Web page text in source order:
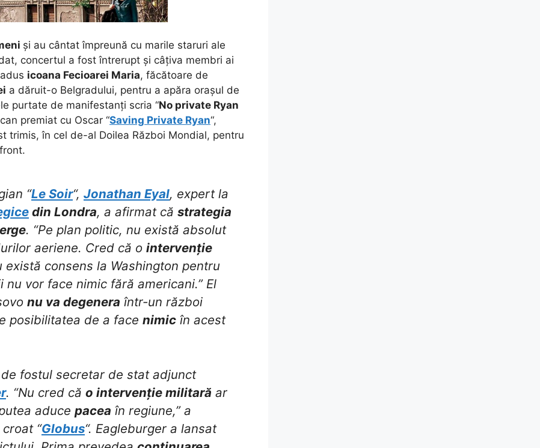
și au cântat împreună cu marile staruri ale
concertul a fost întrerupt și câțiva membri ai
icoana Fecioarei Maria, făcătoare de
a dăruit-o Belgradului, pentru a apăra orașul de
purtate de manifestanți scria “No private Ryan
premiat cu Oscar “Saving Private Ryan“,
trimis, în cel de-al Doilea Război Mondial, pentru
“Le Soir“, Jonathan Eyal, expert la
din Londra, a afirmat că strategia
. “Pe plan politic, nu există absolut
aeriene. Cred că o intervenție
există consens la Washington pentru
vor face nimic fără americani.” El
nu va degenera într-un război
posibilitatea de a face nimic în acest
fostul secretar de stat adjunct
. “Nu cred că o intervenție militară ar
aduce pacea în regiune,” a
“Globus“. Eagleburger a lansat